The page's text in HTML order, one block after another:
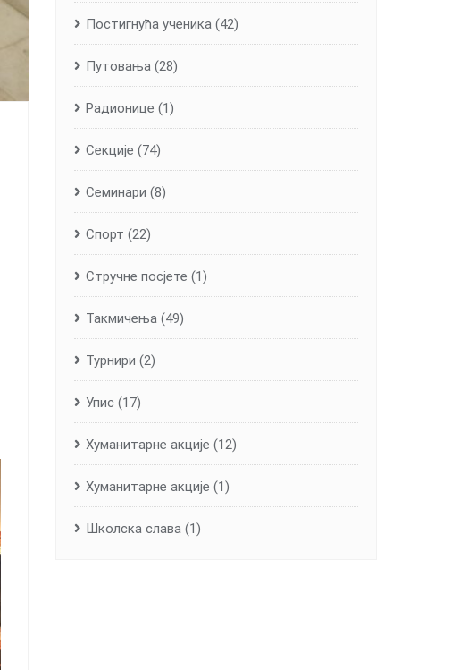
Постигнућа ученика (42)
Путовања (28)
Радионице (1)
Секције (74)
Семинари (8)
Спорт (22)
Стручне посјете (1)
Такмичења (49)
Турнири (2)
Упис (17)
Хуманитарне aкције (12)
Хуманитарне акције (1)
Школска слава (1)